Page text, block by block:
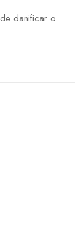
danificar o